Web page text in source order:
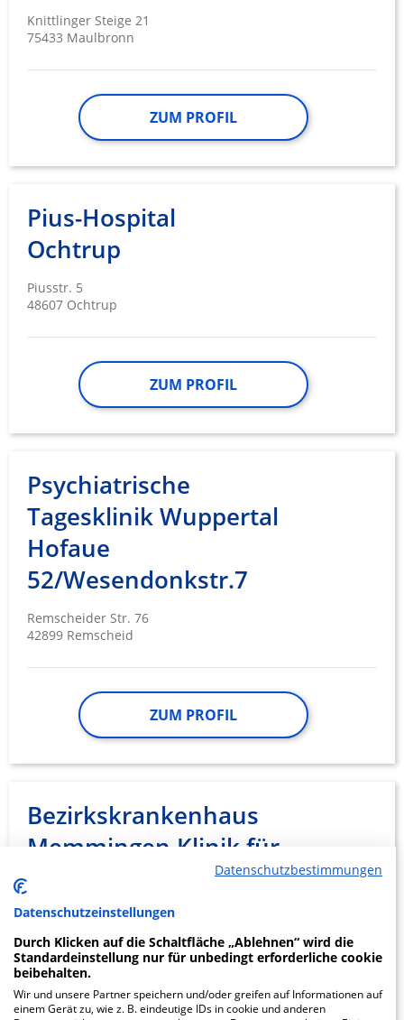
Knittlinger Steige 21
75433 Maulbronn
ZUM PROFIL
Pius-Hospital
Ochtrup
Piusstr. 5
48607 Ochtrup
ZUM PROFIL
Psychiatrische
Tagesklinik Wuppertal
Hofaue
52/Wesendonkstr.7
Remscheider Str. 76
42899 Remscheid
ZUM PROFIL
Bezirkskrankenhaus
Memmingen Klinik für
Psychotherapie…
Bismarckstr. 23
87700 Memmingen
Datenschutzbestimmungen
Datenschutzeinstellungen
Durch Klicken auf die Schaltfläche „Ablehnen“ wird die
Standardeinstellung nur für unbedingt erforderliche cookie
beibehalten.
Wir und unsere Partner speichern und/oder greifen auf Informationen auf
einem Gerät zu, wie z. B. eindeutige IDs in cookie und anderen